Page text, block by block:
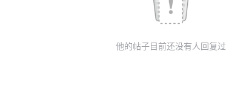
他的帖子目前还没有人回复过